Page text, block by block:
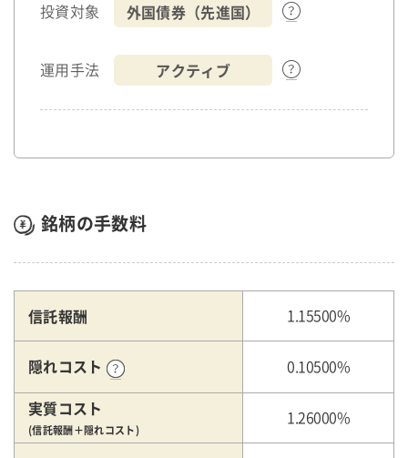
投資対象 外国債券（先進国）
運用手法 アクティブ
銘柄の手数料
信託報酬 1.15500%
隠れコスト 0.10500%
実質コスト
(信託報酬＋隠れコスト)
1.26000%